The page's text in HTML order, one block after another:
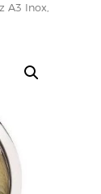
A3 Inox,